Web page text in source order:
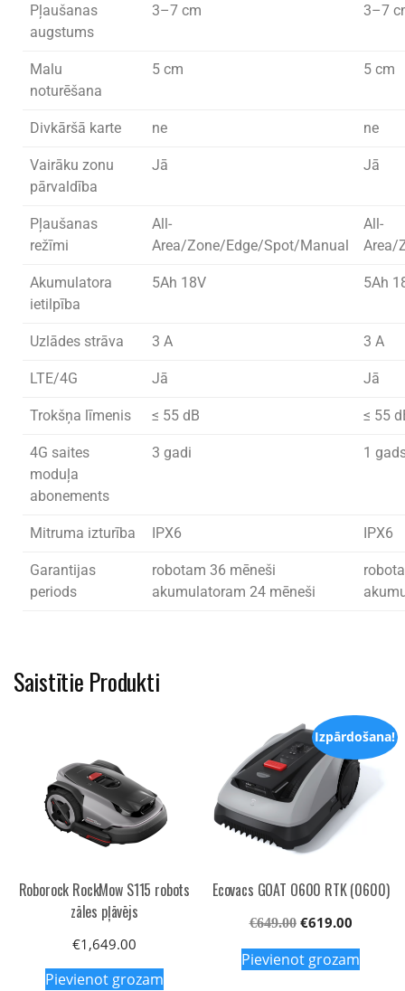
Pļaušanas
augstums
3–7 cm 3–7
Malu
noturēšana
5 cm 5 cm
Divkāršā karte ne ne
Vairāku zonu
pārvaldība
Jā Jā
Pļaušanas
režīmi
All-
Area/Zone/Edge/Spot/Manual
All-
Area/
Akumulatora
ietilpība
5Ah 18V 5Ah
Uzlādes strāva 3 A 3 A
LTE/4G Jā Jā
Trokšņa līmenis ≤ 55 dB ≤ 55
4G saites
moduļa
abonements
3 gadi 1
Mitruma izturība IPX6 IPX6
Garantijas
periods
robotam 36 mēneši
akumulatoram 24 mēneši
Saistītie Produkti
Roborock RockMow S115 robots
zāles pļāvējs
€1,649.00
Pievienot grozam
Izpārdošana!
Ecovacs GOAT O600 RTK (0600)
€649.00 €619.00
Pievienot grozam